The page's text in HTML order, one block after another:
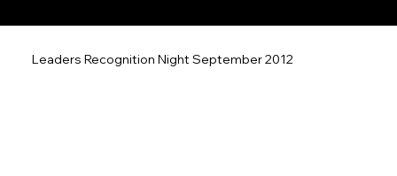
Leaders Recognition Night September 2012